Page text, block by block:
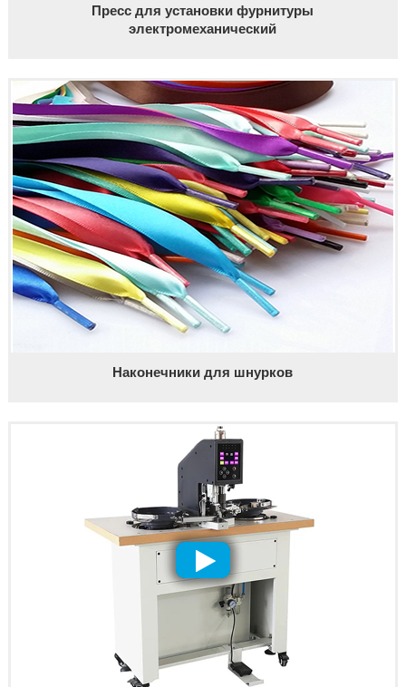
Пресс для установки фурнитуры
электромеханический
Наконечники для шнурков